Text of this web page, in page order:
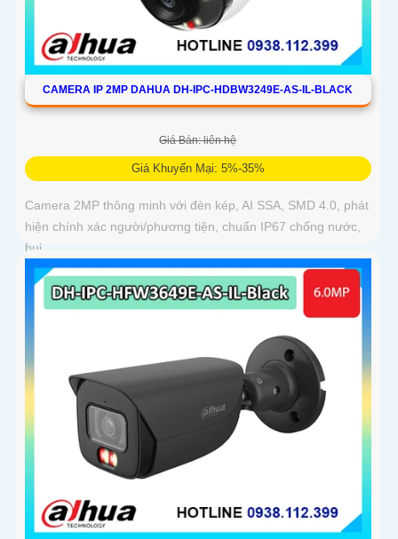
CAMERA IP 2MP DAHUA DH-IPC-HDBW3249E-AS-IL-BLACK
Giá Bán: liên hệ
Giá Khuyến Mại: 5%-35%
Camera 2MP thông minh với đèn kép, AI SSA, SMD 4.0, phát
hiện chính xác người/phương tiện, chuẩn IP67 chống nước,
bụi